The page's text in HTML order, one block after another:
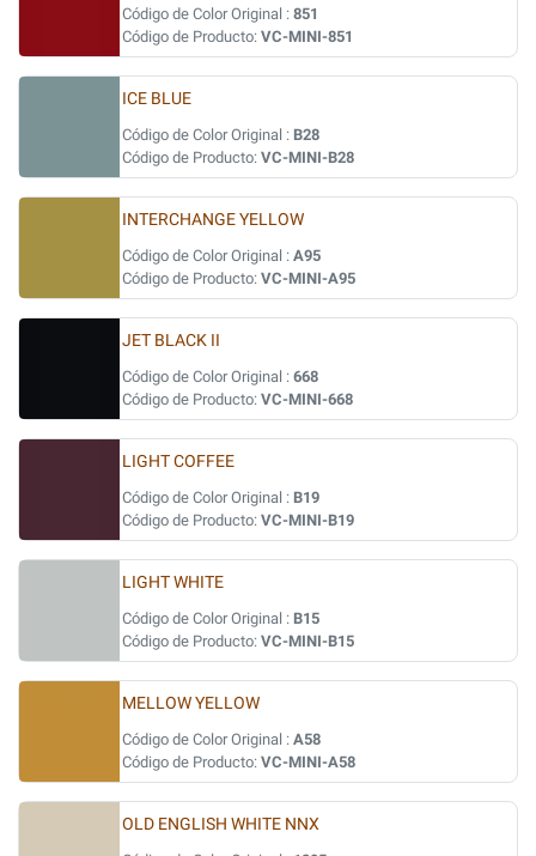
Código de Color Original : 851
Código de Producto: VC-MINI-851
ICE BLUE
Código de Color Original : B28
Código de Producto: VC-MINI-B28
INTERCHANGE YELLOW
Código de Color Original : A95
Código de Producto: VC-MINI-A95
JET BLACK II
Código de Color Original : 668
Código de Producto: VC-MINI-668
LIGHT COFFEE
Código de Color Original : B19
Código de Producto: VC-MINI-B19
LIGHT WHITE
Código de Color Original : B15
Código de Producto: VC-MINI-B15
MELLOW YELLOW
Código de Color Original : A58
Código de Producto: VC-MINI-A58
OLD ENGLISH WHITE NNX